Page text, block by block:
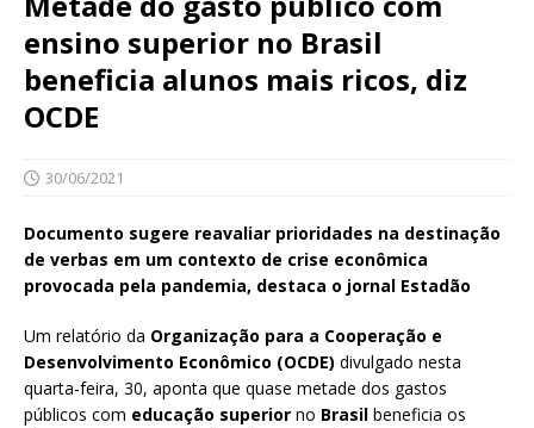
ensino superior no Brasil
beneficia alunos mais ricos, diz
OCDE
30/06/2021
Documento sugere reavaliar prioridades na destinação
de verbas em um contexto de crise econômica
provocada pela pandemia, destaca o jornal Estadão
Um relatório da Organização para a Cooperação e
Desenvolvimento Econômico (OCDE) divulgado nesta
quarta-feira, 30, aponta que quase metade dos gastos
públicos com educação superior no Brasil beneficia os